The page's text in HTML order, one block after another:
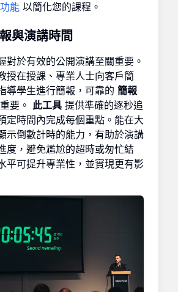
能 以簡化您的課程。
與演講時間
對於有效的公開演講至關重要。
授在授課、專業人士向客戶簡
導學生進行簡報，可靠的 簡報
要。 此工具 提供準確的逐秒追
定時間內完成每個重點。能在大
示倒數計時的能力，有助於演講
度，避免尷尬的超時或匆忙結
平可提升專業性，並實現更有影